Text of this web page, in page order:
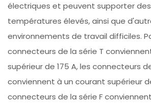
électriques et peuvent supporter
températures élevés, ainsi que
environnements de travail difficiles.
connecteurs de la série T
supérieur de 175 A, les connecteurs
conviennent à un courant supérieur
connecteurs de la série F